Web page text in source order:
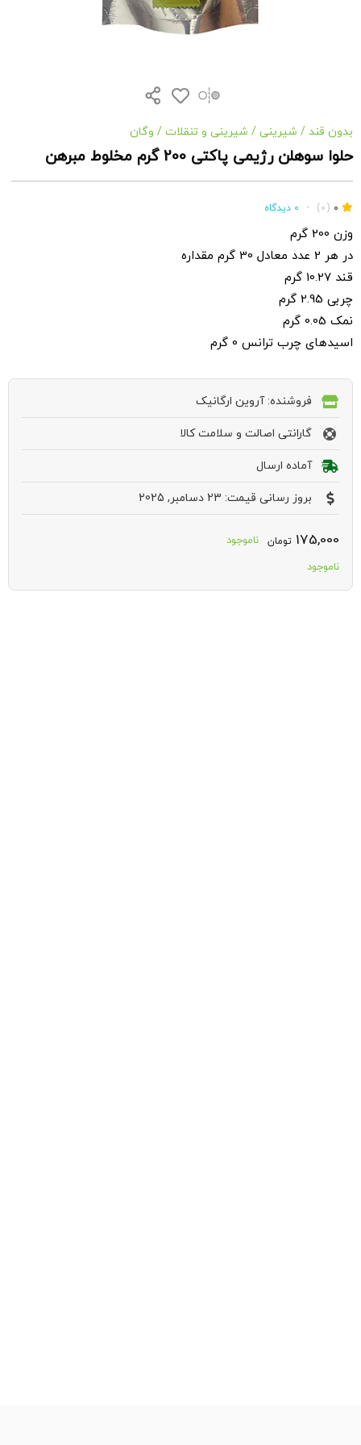
بدون قند / شیرینی / شیرینی و تنقلات / وگان
حلوا سوهلن رژیمی پاکتی 200 گرم مخلوط مبرهن
0
(0)
• 0 دیدگاه
وزن 200 گرم
در هر 2 عدد معادل 30 گرم مقداره
قند 10.27 گرم
چربی 2.95 گرم
نمک 0.05 گرم
اسیدهای چرب ترانس 0 گرم
فروشنده: آروین ارگانیک
گارانتی اصالت و سلامت کالا
آماده ارسال
بروز رسانی قیمت: 23 دسامبر, 2025
175,000 تومان
ناموجود
ناموجود